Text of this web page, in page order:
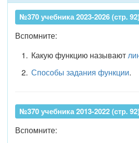
№370 учебника 2023-2026 (стр.
Вспомните:
Какую функцию называют
Способы задания функции.
№370 учебника 2013-2022 (стр.
Вспомните: